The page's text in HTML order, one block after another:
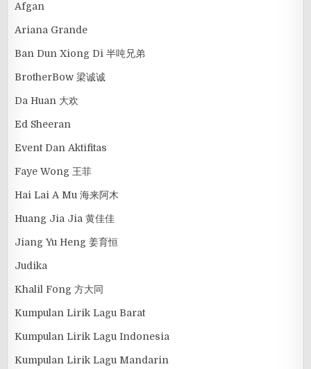
Afgan
Ariana Grande
Ban Dun Xiong Di 半吨兄弟
BrotherBow 梁诚诚
Da Huan 大欢
Ed Sheeran
Event Dan Aktifitas
Faye Wong 王菲
Hai Lai A Mu 海来阿木
Huang Jia Jia 黄佳佳
Jiang Yu Heng 姜育恒
Judika
Khalil Fong 方大同
Kumpulan Lirik Lagu Barat
Kumpulan Lirik Lagu Indonesia
Kumpulan Lirik Lagu Mandarin